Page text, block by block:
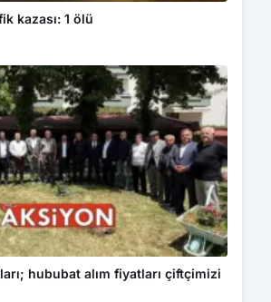
kazası: 1 ölü
hububat alım fiyatları çiftçimizi